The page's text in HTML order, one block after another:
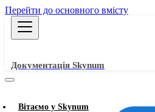
Перейти до основного вмісту
Документація Skynum
Вітаємо у Skynum